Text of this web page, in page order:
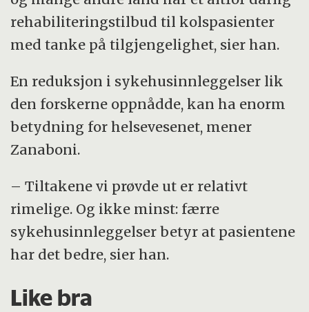
rehabiliteringstilbud til kolspasienter
med tanke på tilgjengelighet, sier han.
En reduksjon i sykehusinnleggelser lik
den forskerne oppnådde, kan ha enorm
betydning for helsevesenet, mener
Zanaboni.
– Tiltakene vi prøvde ut er relativt
rimelige. Og ikke minst: færre
sykehusinnleggelser betyr at pasientene
har det bedre, sier han.
Like bra